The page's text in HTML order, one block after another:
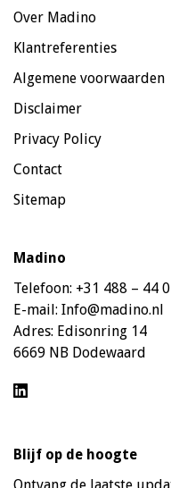
Over Madino
Klantreferenties
Algemene voorwaarden
Disclaimer
Privacy Policy
Contact
Sitemap
Madino
Telefoon: +31 488 – 44
E-mail: Info@madino.nl
Adres: Edisonring 14
6669 NB Dodewaard
Blijf op de hoogte